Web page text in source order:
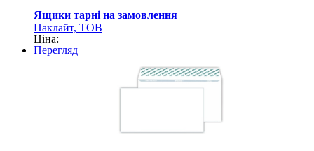
Ящики тарні на замовлення
Паклайт, ТОВ
Ціна:
Перегляд